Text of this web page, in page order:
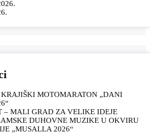
MOTOMARATON „DANI
– MALI GRAD ZA VELIKE IDEJE
DUHOVNE MUZIKE U OKVIRU
„MUSALLA 2026“